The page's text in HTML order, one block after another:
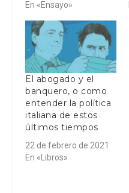
En «Ensayo»
El abogado y el
banquero, o como
entender la política
italiana de estos
últimos tiempos
22 de febrero de 2021
En «Libros»